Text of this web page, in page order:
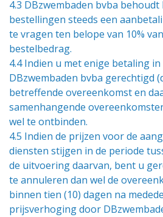
4.3 DBzwembaden bvba
bestellingen steeds een
te vragen ten belope van 10%
bestelbedrag.
4.4 Indien u met enige betaling
DBzwembaden bvba gerechtigd
betreffende overeenkomst en
samenhangende
wel te ontbinden.
4.5 Indien de prijzen voor de
diensten stijgen in de periode
de uitvoering daarvan, bent u
te annuleren dan wel de
binnen tien (10) dagen na
prijsverhoging door